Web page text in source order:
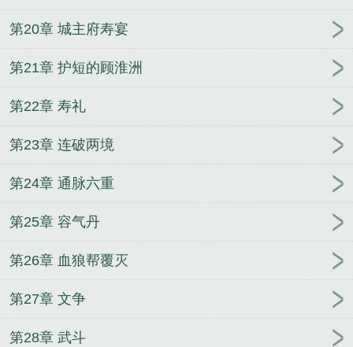
第20章 城主府寿宴
第21章 护短的顾淮洲
第22章 寿礼
第23章 连破两境
第24章 通脉六重
第25章 容气丹
第26章 血狼帮覆灭
第27章 文争
第28章 武斗